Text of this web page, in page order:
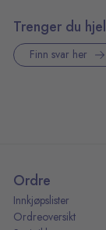
Trenger du
Finn svar her
Ordre
Innkjøpslister
Ordreoversikt